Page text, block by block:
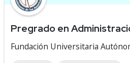
Pregrado en
Fundación Universitaria